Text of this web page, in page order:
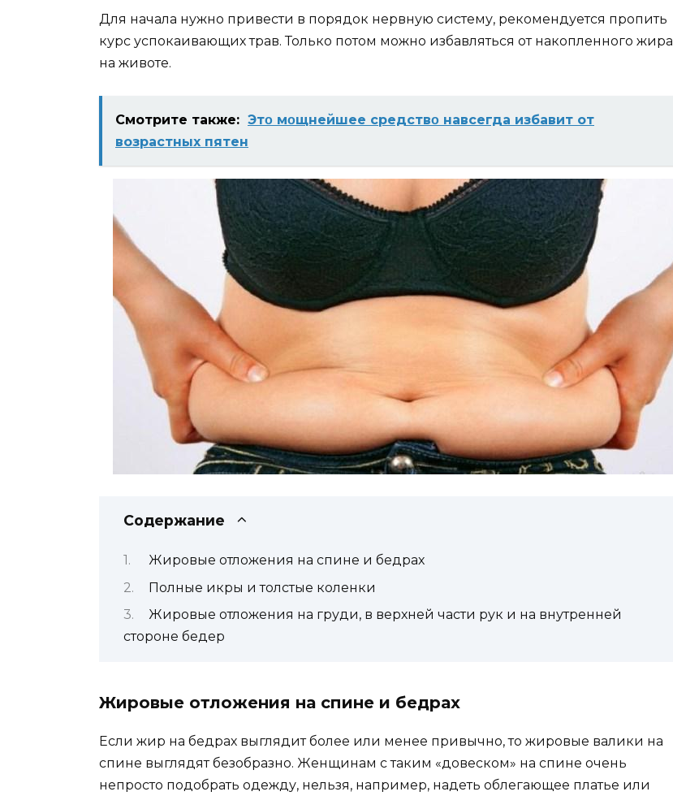
Для начала нужно привести в порядок нервную систему, рекомендуется пропить
курс успокаивающих трав. Только потом можно избавляться от накопленного жира
на животе.
Смотрите также: Этο мοщнeйшee cрeдcтвο навceгда избавит от
возрастных пятен
Содержание
Жировые отложения на спине и бедрах
Полные икры и толстые коленки
Жировые отложения на груди, в верхней части рук и на внутренней
стороне бедер
Жировые отложения на спине и бедрах
Если жир на бедрах выглядит более или менее привычно, то жировые валики на
спине выглядят безобразно. Женщинам с таким «довеском» на спине очень
непросто подобрать одежду, нельзя, например, надеть облегающее платье или